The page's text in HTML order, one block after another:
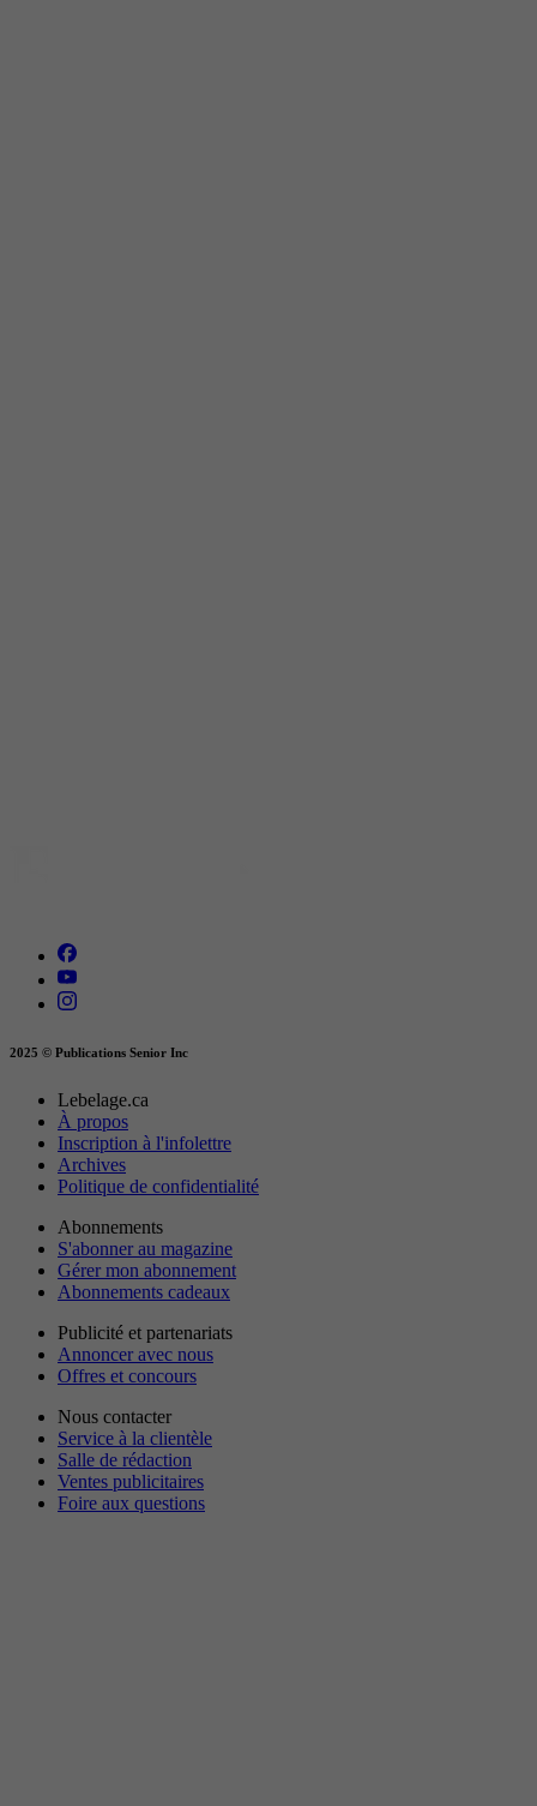
2025 © Publications Senior Inc
Lebelage.ca
À propos
Inscription à l'infolettre
Archives
Politique de confidentialité
Abonnements
S'abonner au magazine
Gérer mon abonnement
Abonnements cadeaux
Publicité et partenariats
Annoncer avec nous
Offres et concours
Nous contacter
Service à la clientèle
Salle de rédaction
Ventes publicitaires
Foire aux questions